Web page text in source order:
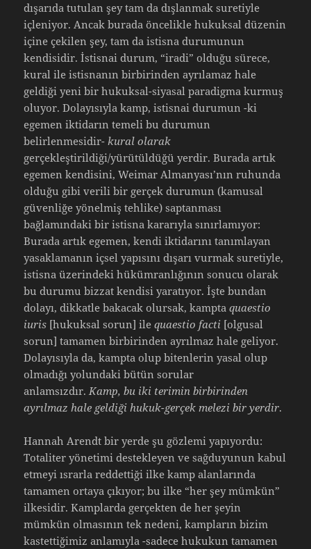
dışarıda tutulan şey tam da dışlanmak suretiyle
içleniyor. Ancak burada öncelikle hukuksal düzenin
içine çekilen şey, tam da istisna durumunun
kendisidir. İstisnai durum, “iradi” olduğu sürece,
kural ile istisnanın birbirinden ayrılamaz hale
geldiği yeni bir hukuksal-siyasal paradigma kurmuş
oluyor. Dolayısıyla kamp, istisnai durumun -ki
egemen iktidarın temeli bu durumun
belirlenmesidir-kural olarak
gerçekleştirildiği/yürütüldüğü yerdir. Burada artık
egemen kendisini, Weimar Almanyası’nın ruhunda
olduğu gibi verili bir gerçek durumun (kamusal
güvenliğe yönelmiş tehlike) saptanması
bağlamındaki bir istisna kararıyla sınırlamıyor:
Burada artık egemen, kendi iktidarını tanımlayan
yasaklamanın içsel yapısını dışarı vurmak suretiyle,
istisna üzerindeki hükümranlığının sonucu olarak
bu durumu bizzat kendisi yaratıyor. İşte bundan
dolayı, dikkatle bakacak olursak, kamptaquaestio
iuris [hukuksal sorun] ilequaestio facti [olgusal
sorun] tamamen birbirinden ayrılmaz hale geliyor.
Dolayısıyla da, kampta olup bitenlerin yasal olup
olmadığı yolundaki bütün sorular
anlamsızdır.Kamp, bu iki terimin birbirinden
ayrılmaz hale geldiği hukuk-gerçek melezi bir yerdir.
Hannah Arendt bir yerde şu gözlemi yapıyordu:
Totaliter yönetimi destekleyen ve sağduyunun kabul
etmeyi ısrarla reddettiği ilke kamp alanlarında
tamamen ortaya çıkıyor; bu ilke “her şey mümkün”
ilkesidir. Kamplarda gerçekten de her şeyin
mümkün olmasının tek nedeni, kampların bizim
kastettiğimiz anlamıyla -sadece hukukun tamamen